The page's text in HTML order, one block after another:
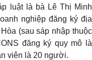
luật là bà Lê Thị Minh
nghiệp đăng ký địa
(sau sáp nhập thuộc
đăng ký quy mô là
viên là 20 người.